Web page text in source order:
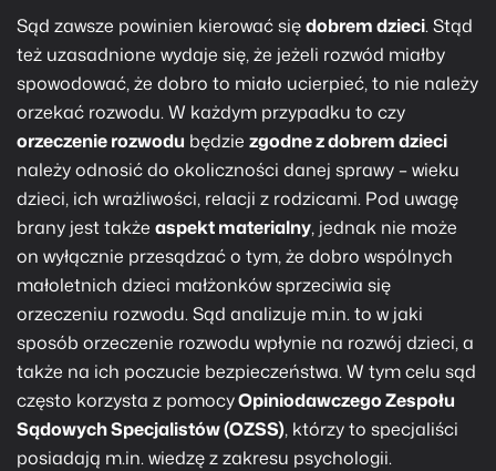
Sąd zawsze powinien kierować siędobrem dzieci. Stąd
też uzasadnione wydaje się, że jeżeli rozwód miałby
spowodować, że dobro to miało ucierpieć, to nie należy
orzekać rozwodu. W każdym przypadku to czy
orzeczenie rozwodu będzie zgodne z dobrem dzieci
należy odnosić do okoliczności danej sprawy – wieku
dzieci, ich wrażliwości, relacji z rodzicami. Pod uwagę
brany jest także aspekt materialny, jednak nie może
on wyłącznie przesądzać o tym, że dobro wspólnych
małoletnich dzieci małżonków sprzeciwia się
orzeczeniu rozwodu. Sąd analizuje m.in. to w jaki
sposób orzeczenie rozwodu wpłynie na rozwój dzieci, a
także na ich poczucie bezpieczeństwa. W tym celu sąd
często korzysta z pomocyOpiniodawczego Zespołu
Sądowych Specjalistów (OZSS), którzy to specjaliści
posiadają m.in. wiedzę z zakresu psychologii.